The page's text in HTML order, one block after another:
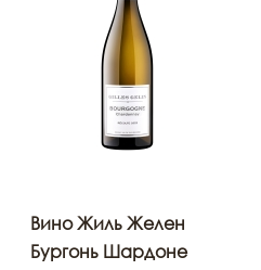
Вино Жиль Желен
Бургонь Шардоне